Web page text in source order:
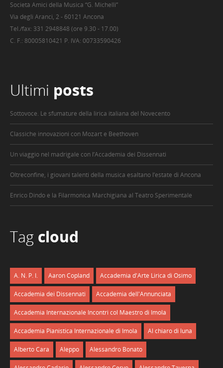
Società Amici della Musica “G. Michelli”
Via degli Aranci, 2 - 60121 Ancona
Tel./fax: 331 2948848 (ore 9.30 - 17.00)
C. F.: 80005810421 P. IVA: 00733590426
Ultimi posts
Sottovoce. Le sfumature della lirica italiana del Novecento
Classiche innovazioni con Mozart e Beethoven
Un viaggio nel madrigale con l’Accademia dei Dissennati
Oltreconfine, i giovani talenti della musica esaltano l’estate di Ancona
Enrico Dindo e la Filarmonica Marchigiana al Teatro Sperimentale
Tag cloud
A. N. P. I. Aaron Copland Accademia d'Arte Lirica di Osimo
Accademia dei Dissennati Accademia dell'Annunciata
Accademia Internazionale Incontri col Maestro di Imola
Accademia Pianistica Internazionale di Imola Al chiaro di luna
Alberto Cara Aleppo Alessandro Bonato